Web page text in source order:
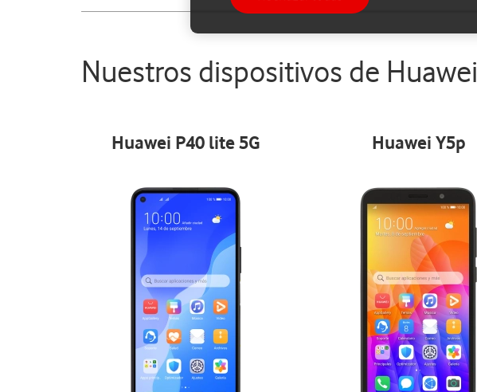
Nuestros dispositivos de Huawei
Huawei P40 lite 5G Huawei Y5p